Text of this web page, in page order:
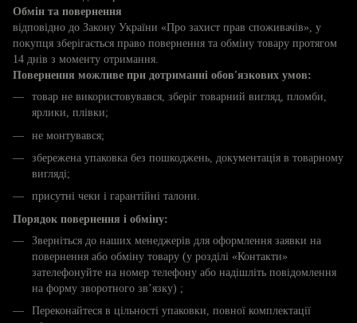
Обмін та повернення
відповідно до Закону України «Про захист прав споживачів», у
покупця зберігається право повернення та обміну товару протягом
14 днів з моменту отримання.
Повернення можливе при дотриманні обов'язкових умов:
товар не використовувався, зберіг товарний вигляд, пломби,
ярлики, плівки;
не монтувався;
збережена упаковка без пошкоджень, документація в товарному
вигляді;
присутні чеки і гарантійні талони.
Порядок повернення і обміну:
Зверніться до наших менеджерів для оформлення заявки на
повернення або обміну товару (у розділі «Контакти»
зателефонуйте на номер телефону або надішліть повідомлення
на форму зворотного зв’язку) ;
Переконайтеся в цільності упаковки, повної комплектації